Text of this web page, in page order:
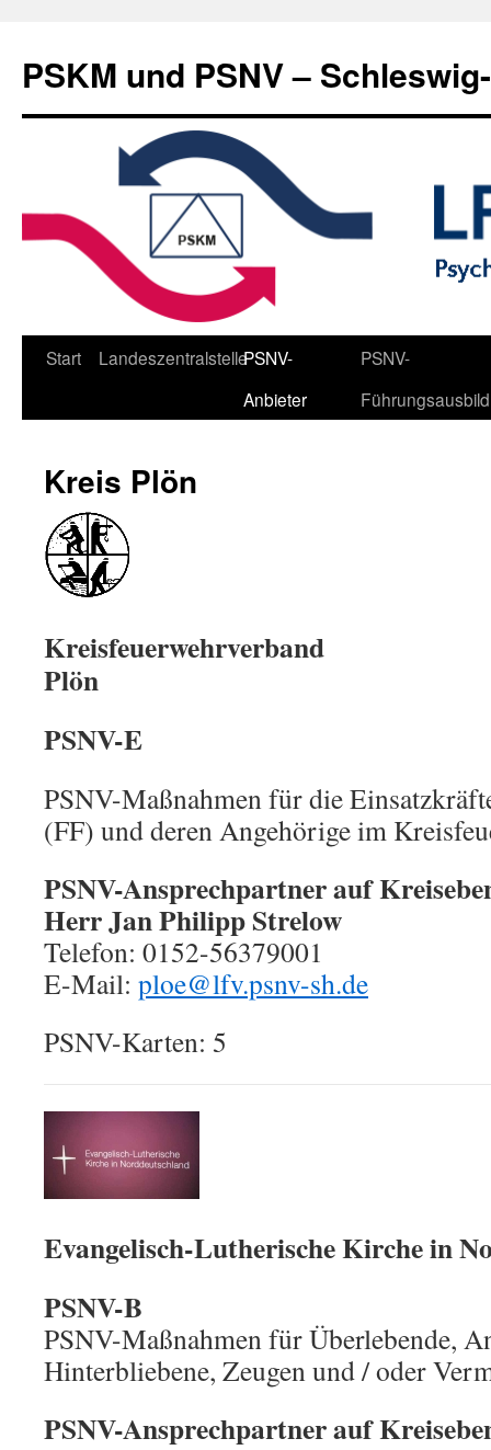
springen
PSKM und PSNV –
Start LandeszentralstellePSNV-
Anbieter
PSNV-
Kreis Plön
Kreisfeuerwehrverband
Plön
PSNV-E
PSNV-Maßnahmen für die
(FF) und deren Angehörige im
PSNV-Ansprechpartner auf
Herr Jan Philipp Strelow
Telefon: 0152-56379001
E-Mail: ploe@lfv.psnv-sh.de
PSNV-Karten: 5
Evangelisch-Lutherische Kirche in
PSNV-B
PSNV-Maßnahmen für Überlebende,
Hinterbliebene, Zeugen und / oder
PSNV-Ansprechpartner auf